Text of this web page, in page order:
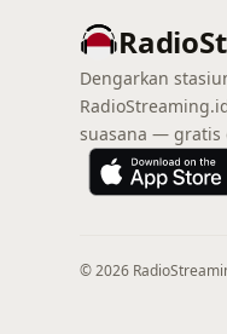
Dengarkan
suasana — gratis
© 2026